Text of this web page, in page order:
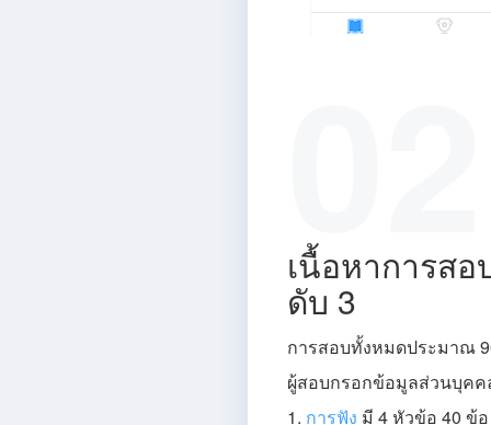
เนื้อหาการสอ
ดับ 3
การสอบทั้งหมดประมาณ
ผู้สอบกรอกข้อมูลส่วนบุคค
1. การฟัง มี 4 หัวข้อ 40 ข้อ